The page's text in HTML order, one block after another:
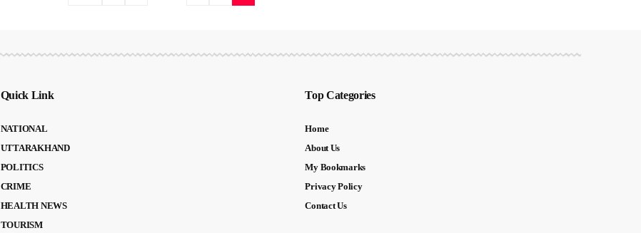
Quick Link
NATIONAL
UTTARAKHAND
POLITICS
CRIME
HEALTH NEWS
TOURISM
Top Categories
Home
About Us
My Bookmarks
Privacy Policy
Contact Us